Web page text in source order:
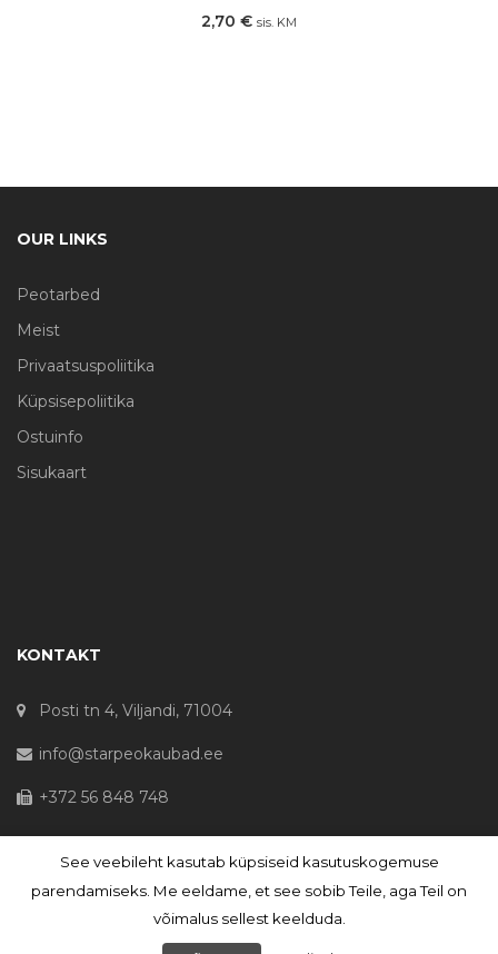
2,70 € sis. KM
OUR LINKS
Peotarbed
Meist
Privaatsuspoliitika
Küpsisepoliitika
Ostuinfo
Sisukaart
KONTAKT
Posti tn 4, Viljandi, 71004
info@starpeokaubad.ee
+372 56 848 748
© Haljaste OÜ 2020 - Registrikood 10645867
See veebileht kasutab küpsiseid kasutuskogemuse
parendamiseks. Me eeldame, et see sobib Teile, aga Teil on
võimalus sellest keelduda.